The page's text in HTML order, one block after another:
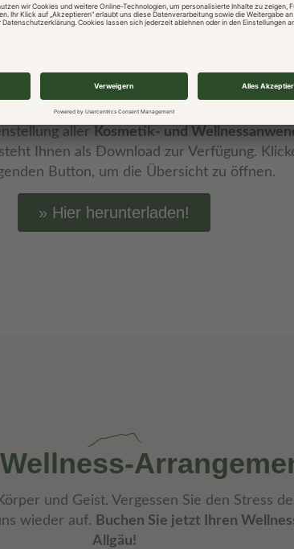
telefonisch, per Online-Anfrage , via E-
direkt an der Hotelrezeption
aller Kosmetik- und
steht Ihnen als Download zur Verfügung.
Button, um die Übersicht zu öffnen.
Hier herunterladen!
Wellness-
und Geist. Vergessen Sie den Stress
wieder auf. Buchen Sie jetzt Ihren
Allgäu!